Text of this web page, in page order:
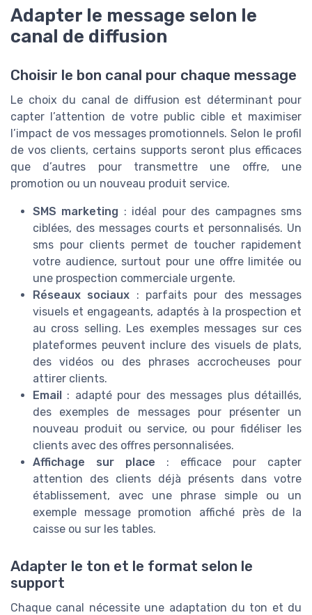
Adapter le message selon le
canal de diffusion
Choisir le bon canal pour chaque message
Le choix du canal de diffusion est déterminant pour
capter l’attention de votre public cible et maximiser
l’impact de vos messages promotionnels. Selon le profil
de vos clients, certains supports seront plus efficaces
que d’autres pour transmettre une offre, une
promotion ou un nouveau produit service.
SMS marketing : idéal pour des campagnes sms
ciblées, des messages courts et personnalisés. Un
sms pour clients permet de toucher rapidement
votre audience, surtout pour une offre limitée ou
une prospection commerciale urgente.
Réseaux sociaux : parfaits pour des messages
visuels et engageants, adaptés à la prospection et
au cross selling. Les exemples messages sur ces
plateformes peuvent inclure des visuels de plats,
des vidéos ou des phrases accrocheuses pour
attirer clients.
Email : adapté pour des messages plus détaillés,
des exemples de messages pour présenter un
nouveau produit ou service, ou pour fidéliser les
clients avec des offres personnalisées.
Affichage sur place : efficace pour capter
attention des clients déjà présents dans votre
établissement, avec une phrase simple ou un
exemple message promotion affiché près de la
caisse ou sur les tables.
Adapter le ton et le format selon le
support
Chaque canal nécessite une adaptation du ton et du